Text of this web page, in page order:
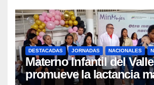
DESTACADAS JORNADAS NACIONALES
Materno Infantil del Valle
promueve la lactancia